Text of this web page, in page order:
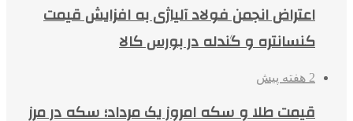
اعتراض انجمن فولاد آلیاژی به افزایش قیمت
کنسانتره و گندله در بورس کالا
2 هفته پیش
قیمت طلا و سکه امروز یک مرداد؛ سکه در مرز